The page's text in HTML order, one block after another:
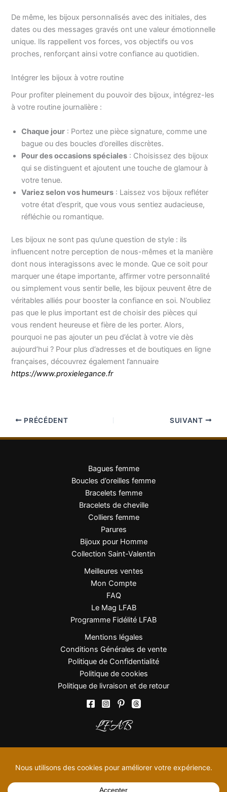
De même, les bijoux personnalisés avec des initiales, des
dates ou des messages gravés ont une valeur émotionnelle
unique. Ils rappellent vos forces, vos objectifs ou vos
proches, renforçant ainsi votre confiance au quotidien.
Intégrer les bijoux à votre routine
Pour profiter pleinement du pouvoir des bijoux, intégrez-les
à votre routine journalière :
Chaque jour : Portez une pièce signature, comme une
bague ou des boucles d’oreilles discrètes.
Pour des occasions spéciales : Choisissez des bijoux
qui se distinguent et ajoutent une touche de glamour à
votre tenue.
Variez selon vos humeurs : Laissez vos bijoux refléter
votre état d’esprit, que vous vous sentiez audacieuse,
réfléchie ou romantique.
Les bijoux ne sont pas qu’une question de style : ils
influencent notre perception de nous-mêmes et la manière
dont nous interagissons avec le monde. Que ce soit pour
marquer une étape importante, affirmer votre personnalité
ou simplement vous sentir belle, les bijoux peuvent être de
véritables alliés pour booster la confiance en soi. N’oubliez
pas que le plus important est de choisir des pièces qui
vous rendent heureuse et fière de les porter. Alors,
pourquoi ne pas ajouter un peu d’éclat à votre vie dès
aujourd’hui ? Pour plus d’adresses et de boutiques en ligne
françaises, découvrez également l’annuaire
https://www.proxielegance.fr
PRÉCÉDENT SUIVANT
Bagues femme
Boucles d’oreilles femme
Bracelets femme
Bracelets de cheville
Colliers femme
Parures
Bijoux pour Homme
Collection Saint-Valentin
Meilleures ventes
Mon Compte
FAQ
Le Mag LFAB
Programme Fidélité LFAB
Mentions légales
Conditions Générales de vente
Politique de Confidentialité
Politique de cookies
Politique de livraison et de retour
LFAB